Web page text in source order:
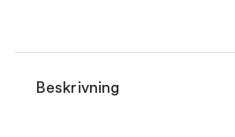
Beskrivning